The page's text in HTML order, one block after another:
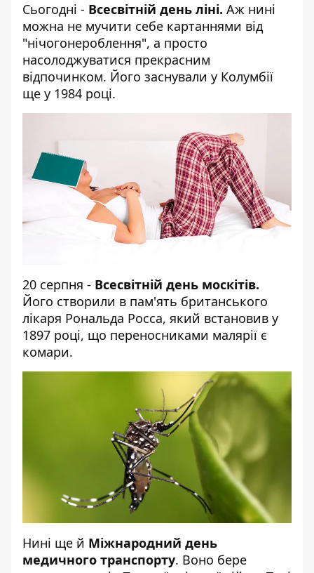
Сьогодні - Всесвітній день ліні. Аж нині
можна не мучити себе картаннями від
"нічогонероблення", а просто
насолоджуватися прекрасним
відпочинком. Його заснували у Колумбії
ще у 1984 році.
20 серпня - Всесвітній день москітів.
Його створили в пам'ять британського
лікаря Рональда Росса, який встановив у
1897 році, що переносниками малярії є
комари.
Нині ще й Міжнародний день
медичного транспорту. Воно бере